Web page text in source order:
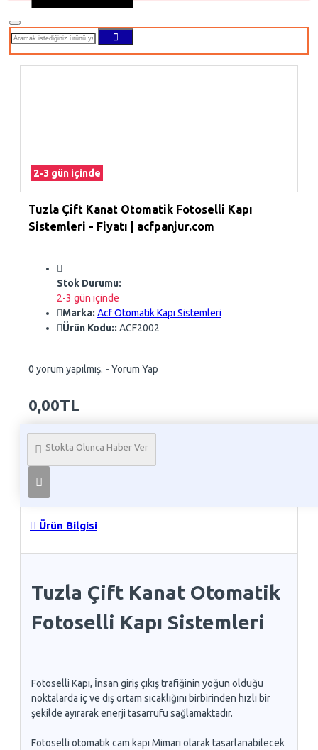
2-3 gün içinde
Tuzla Çift Kanat Otomatik Fotoselli Kapı
Sistemleri - Fiyatı | acfpanjur.com
Stok Durumu:
2-3 gün içinde
Marka: Acf Otomatik Kapı Sistemleri
Ürün Kodu:: ACF2002
0 yorum yapılmış. - Yorum Yap
0,00TL
Stokta Olunca Haber Ver
Telefon İle Sipariş
Ürün Bilgisi
Tuzla Çift Kanat Otomatik
Fotoselli Kapı Sistemleri
Fotoselli Kapı, İnsan giriş çıkış trafiğinin yoğun olduğu
noktalarda iç ve dış ortam sıcaklığını birbirinden hızlı bir
şekilde ayırarak enerji tasarrufu sağlamaktadır.
Fotoselli otomatik cam kapı Mimari olarak tasarlanabilecek